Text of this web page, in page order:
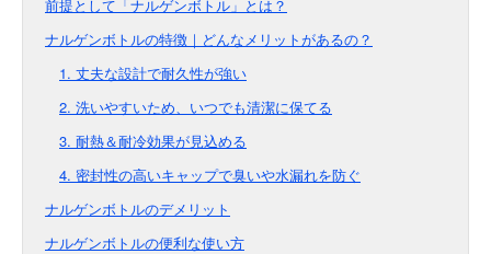
前提として「ナルゲンボトル」とは？
ナルゲンボトルの特徴｜どんなメリットがあるの？
1. 丈夫な設計で耐久性が強い
2. 洗いやすいため、いつでも清潔に保てる
3. 耐熱＆耐冷効果が見込める
4. 密封性の高いキャップで臭いや水漏れを防ぐ
ナルゲンボトルのデメリット
ナルゲンボトルの便利な使い方